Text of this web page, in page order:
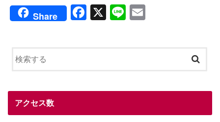
Share
F
o
X
Li
アクセス数